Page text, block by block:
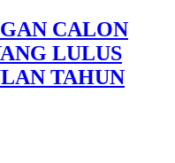
CALON
LULUS
TAHUN